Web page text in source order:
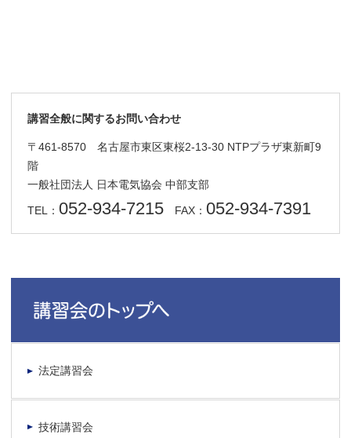
講習全般に関するお問い合わせ
〒461-8570 名古屋市東区東桜2-13-30 NTPプラザ東新町9
階
一般社団法人 日本電気協会 中部支部
TEL：052-934-7215 FAX：052-934-7391
法定講習会
技術講習会